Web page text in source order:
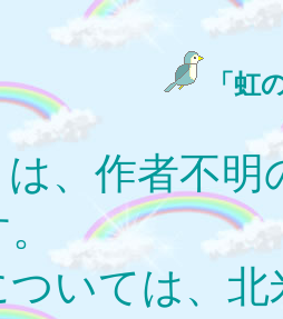
「虹
は、作者不
ついては、